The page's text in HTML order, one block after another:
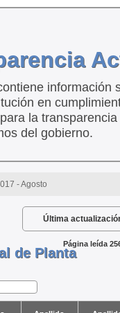
información
en
la
del gobierno.
- Agosto
Última
Página leída
de Planta